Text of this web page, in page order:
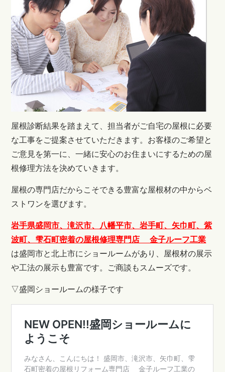
屋根診断結果を踏まえて、担当者がご自宅の屋根に必要
な工事をご提案させていただきます。 お客様のご希望と
ご意見を第一に、一緒に安心のお住まいにするための屋
根修理方法を決めていきます。
屋根の専門店だからこそできる豊富な屋根材の中からベ
ストワンを選びます。
岩手県盛岡市、滝沢市、八幡平市、岩手町、矢巾町、紫
波町、雫石町密着の屋根修理専門店 金子ルーフ工業
は盛岡市と北上市にショールームがあり、屋根材の展示
や工法の展示も豊富です。ご商談もスムーズです。
▽盛岡ショールームの様子です